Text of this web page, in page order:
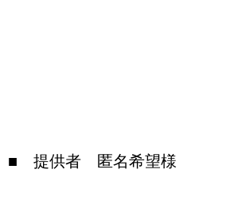
■ 提供者 匿名希望様